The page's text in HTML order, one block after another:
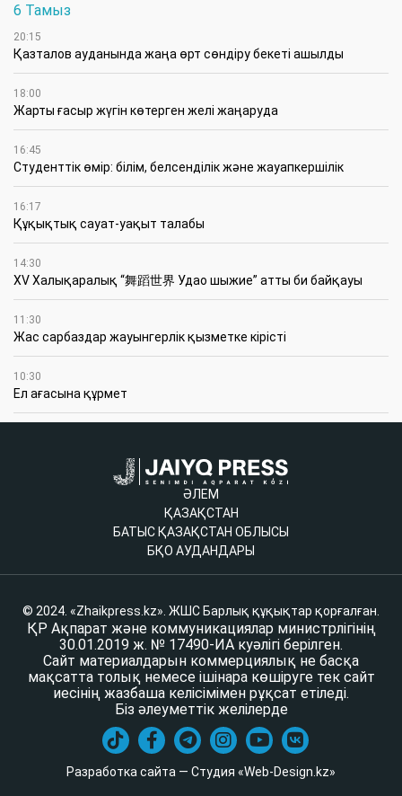
6 Тамыз
20:15
Қазталов ауданында жаңа өрт сөндіру бекеті ашылды
18:00
Жарты ғасыр жүгін көтерген желі жаңаруда
16:45
Студенттік өмір: білім, белсенділік және жауапкершілік
16:17
Құқықтық сауат-уақыт талабы
14:30
XV Халықаралық “舞蹈世界 Удао шыжие” атты би байқауы
11:30
Жас сарбаздар жауынгерлік қызметке кірісті
10:30
Ел ағасына құрмет
ӘЛЕМ
ҚАЗАҚСТАН
БАТЫС ҚАЗАҚСТАН ОБЛЫСЫ
БҚО АУДАНДАРЫ
© 2024. «Zhaikpress.kz». ЖШС Барлық құқықтар қорғалған.
ҚР Ақпарат және коммуникациялар министрлігінің
30.01.2019 ж. № 17490-ИА куәлігі берілген.
Сайт материалдарын коммерциялық не басқа
мақсатта толық немесе ішінара көшіруге тек сайт
иесінің жазбаша келісімімен рұқсат етіледі.
Біз әлеуметтік желілерде
Разработка сайта — Студия «Web-Design.kz»